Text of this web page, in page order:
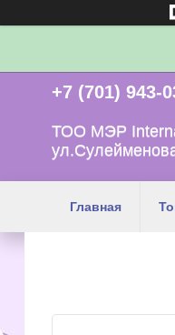
+7 (701) 943-
ТОО МЭР
Главная